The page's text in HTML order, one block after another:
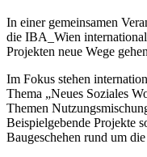
In einer gemeinsamen
die IBA_Wien
Projekten neue Wege
Im Fokus stehen
Thema „Neues Soziales
Themen
Beispielgebende Projekte
Baugeschehen rund um